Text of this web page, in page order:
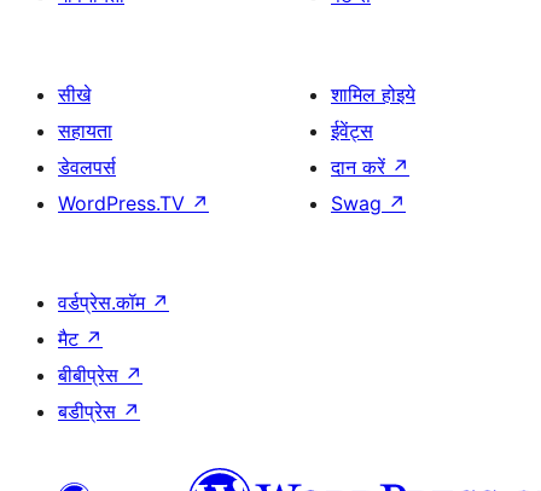
सीखे
सहायता
डेवलपर्स
WordPress.TV ↗
शामिल होइये
ईवेंट्स
दान करें ↗
Swag ↗
वर्डप्रेस.कॉम ↗
मैट ↗
बीबीप्रेस ↗
बडीप्रेस ↗